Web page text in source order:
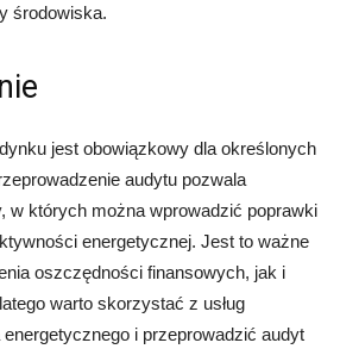
środowiska.
jest obowiązkowy dla określonych
audytu pozwala
w których można wprowadzić poprawki
energetycznej. Jest to ważne
oszczędności finansowych, jak i
warto skorzystać z usług
i przeprowadzić audyt